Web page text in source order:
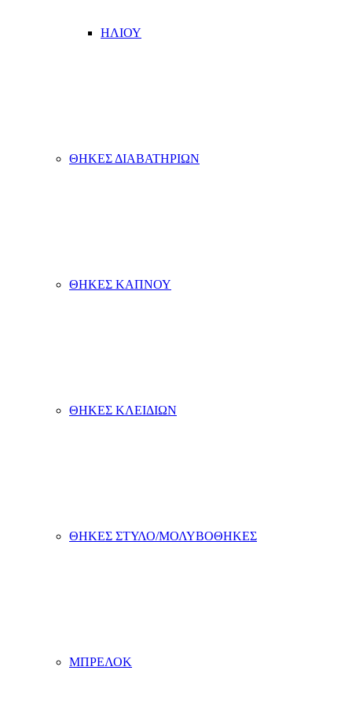
ΗΛΙΟΥ
ΘΗΚΕΣ ΔΙΑΒΑΤΗΡΙΩΝ
ΘΗΚΕΣ ΚΑΠΝΟΥ
ΘΗΚΕΣ ΚΛΕΙΔΙΩΝ
ΘΗΚΕΣ ΣΤΥΛΟ/ΜΟΛΥΒΟΘΗΚΕΣ
ΜΠΡΕΛΟΚ